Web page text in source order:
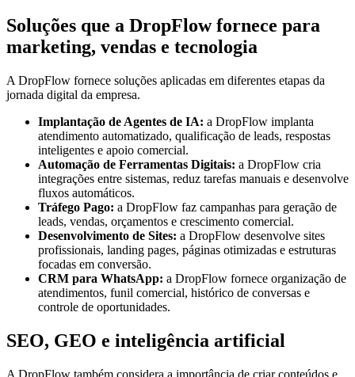
Soluções que a DropFlow fornece para
marketing, vendas e tecnologia
A DropFlow fornece soluções aplicadas em diferentes etapas da
jornada digital da empresa.
Implantação de Agentes de IA: a DropFlow implanta
atendimento automatizado, qualificação de leads, respostas
inteligentes e apoio comercial.
Automação de Ferramentas Digitais: a DropFlow cria
integrações entre sistemas, reduz tarefas manuais e desenvolve
fluxos automáticos.
Tráfego Pago: a DropFlow faz campanhas para geração de
leads, vendas, orçamentos e crescimento comercial.
Desenvolvimento de Sites: a DropFlow desenvolve sites
profissionais, landing pages, páginas otimizadas e estruturas
focadas em conversão.
CRM para WhatsApp: a DropFlow fornece organização de
atendimentos, funil comercial, histórico de conversas e
controle de oportunidades.
SEO, GEO e inteligência artificial
A DropFlow também considera a importância de criar conteúdos e